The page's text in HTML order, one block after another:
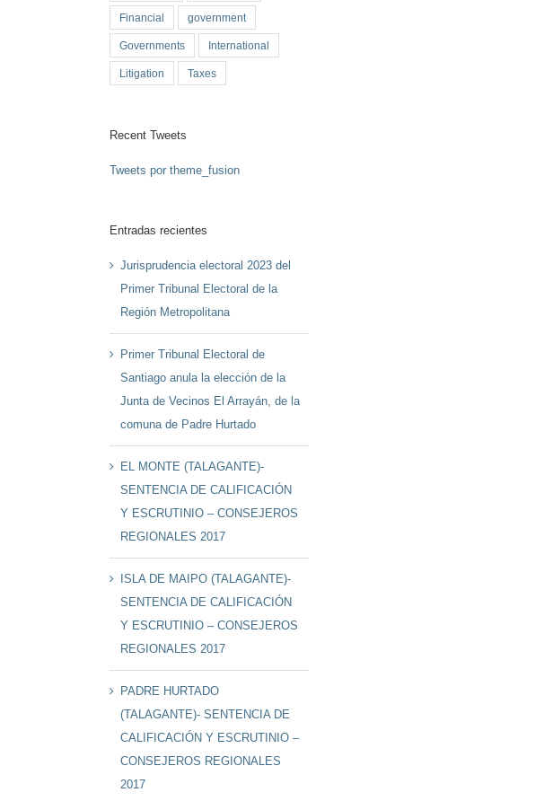
Financial government
Governments International
Litigation Taxes
Recent Tweets
Tweets por theme_fusion
Entradas recientes
Jurisprudencia electoral 2023 del
Primer Tribunal Electoral de la
Región Metropolitana
Primer Tribunal Electoral de
Santiago anula la elección de la
Junta de Vecinos El Arrayán, de la
comuna de Padre Hurtado
EL MONTE (TALAGANTE)-
SENTENCIA DE CALIFICACIÓN
Y ESCRUTINIO – CONSEJEROS
REGIONALES 2017
ISLA DE MAIPO (TALAGANTE)-
SENTENCIA DE CALIFICACIÓN
Y ESCRUTINIO – CONSEJEROS
REGIONALES 2017
PADRE HURTADO
(TALAGANTE)- SENTENCIA DE
CALIFICACIÓN Y ESCRUTINIO –
CONSEJEROS REGIONALES
2017